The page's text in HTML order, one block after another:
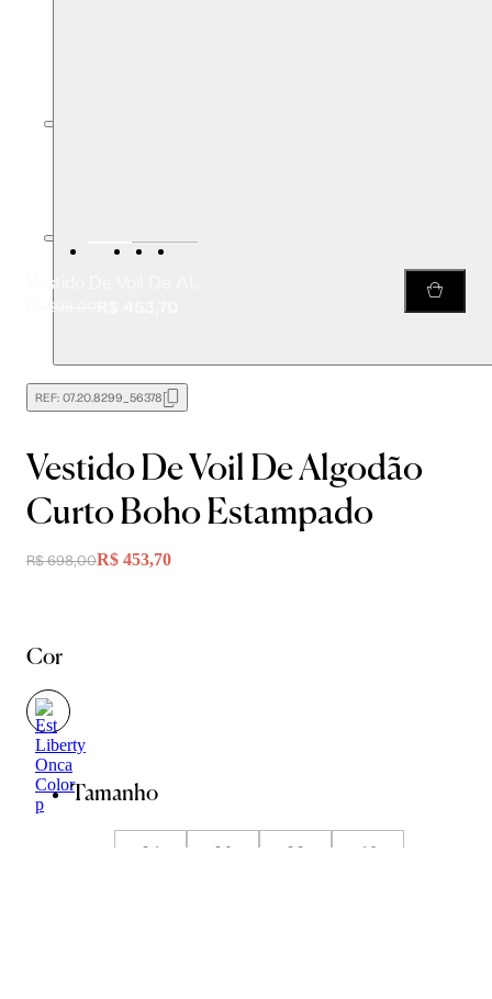
R$ 698,00
REF: 07.20.8299_56378
Vestido De Voil De Algodão
Curto Boho Estampado
R$ 698,00R$ 453,70
Cor
Tamanho
34 36 38 40